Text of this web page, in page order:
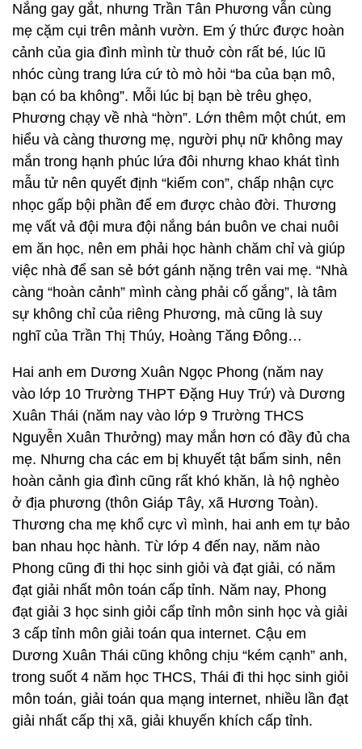
Nắng gay gắt, nhưng Trần Tân Phương vẫn cùng
mẹ cặm cụi trên mảnh vườn. Em ý thức được hoàn
cảnh của gia đình mình từ thuở còn rất bé, lúc lũ
nhóc cùng trang lứa cứ tò mò hỏi “ba của bạn mô,
bạn có ba không”. Mỗi lúc bị bạn bè trêu ghẹo,
Phương chạy về nhà “hờn”. Lớn thêm một chút, em
hiểu và càng thương mẹ, người phụ nữ không may
mắn trong hạnh phúc lứa đôi nhưng khao khát tình
mẫu tử nên quyết định “kiếm con”, chấp nhận cực
nhọc gấp bội phần để em được chào đời. Thương
mẹ vất vả đội mưa đội nắng bán buôn ve chai nuôi
em ăn học, nên em phải học hành chăm chỉ và giúp
việc nhà để san sẻ bớt gánh nặng trên vai mẹ. “Nhà
càng “hoàn cảnh” mình càng phải cố gắng”, là tâm
sự không chỉ của riêng Phương, mà cũng là suy
nghĩ của Trần Thị Thúy, Hoàng Tăng Đông…
Hai anh em Dương Xuân Ngọc Phong (năm nay
vào lớp 10 Trường THPT Đặng Huy Trứ) và Dương
Xuân Thái (năm nay vào lớp 9 Trường THCS
Nguyễn Xuân Thưởng) may mắn hơn có đầy đủ cha
mẹ. Nhưng cha các em bị khuyết tật bẩm sinh, nên
hoàn cảnh gia đình cũng rất khó khăn, là hộ nghèo
ở địa phương (thôn Giáp Tây, xã Hương Toàn).
Thương cha mẹ khổ cực vì mình, hai anh em tự bảo
ban nhau học hành. Từ lớp 4 đến nay, năm nào
Phong cũng đi thi học sinh giỏi và đạt giải, có năm
đạt giải nhất môn toán cấp tỉnh. Năm nay, Phong
đạt giải 3 học sinh giỏi cấp tỉnh môn sinh học và giải
3 cấp tỉnh môn giải toán qua internet. Cậu em
Dương Xuân Thái cũng không chịu “kém cạnh” anh,
trong suốt 4 năm học THCS, Thái đi thi học sinh giỏi
môn toán, giải toán qua mạng internet, nhiều lần đạt
giải nhất cấp thị xã, giải khuyến khích cấp tỉnh.